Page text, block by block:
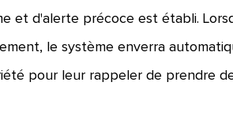
et d'alerte précoce est établi.
le système enverra
pour leur rappeler de prendre